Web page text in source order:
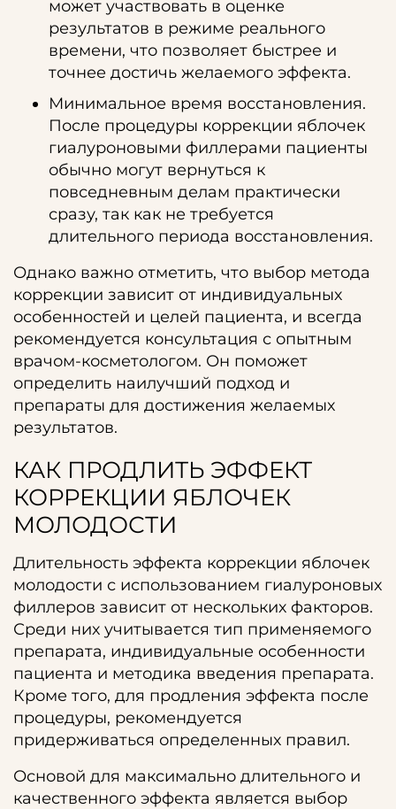
может участвовать в оценке
результатов в режиме реального
времени, что позволяет быстрее и
точнее достичь желаемого эффекта.
Минимальное время восстановления.
После процедуры коррекции яблочек
гиалуроновыми филлерами пациенты
обычно могут вернуться к
повседневным делам практически
сразу, так как не требуется
длительного периода восстановления.
Однако важно отметить, что выбор метода
коррекции зависит от индивидуальных
особенностей и целей пациента, и всегда
рекомендуется консультация с опытным
врачом-косметологом. Он поможет
определить наилучший подход и
препараты для достижения желаемых
результатов.
КАК ПРОДЛИТЬ ЭФФЕКТ
КОРРЕКЦИИ ЯБЛОЧЕК
МОЛОДОСТИ
Длительность эффекта коррекции яблочек
молодости с использованием гиалуроновых
филлеров зависит от нескольких факторов.
Среди них учитывается тип применяемого
препарата, индивидуальные особенности
пациента и методика введения препарата.
Кроме того, для продления эффекта после
процедуры, рекомендуется
придерживаться определенных правил.
Основой для максимально длительного и
качественного эффекта является выбор